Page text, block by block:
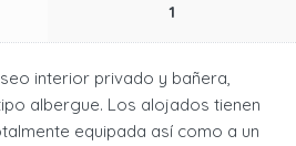
1
interior privado y bañera,
albergue. Los alojados tienen
equipada así como a un